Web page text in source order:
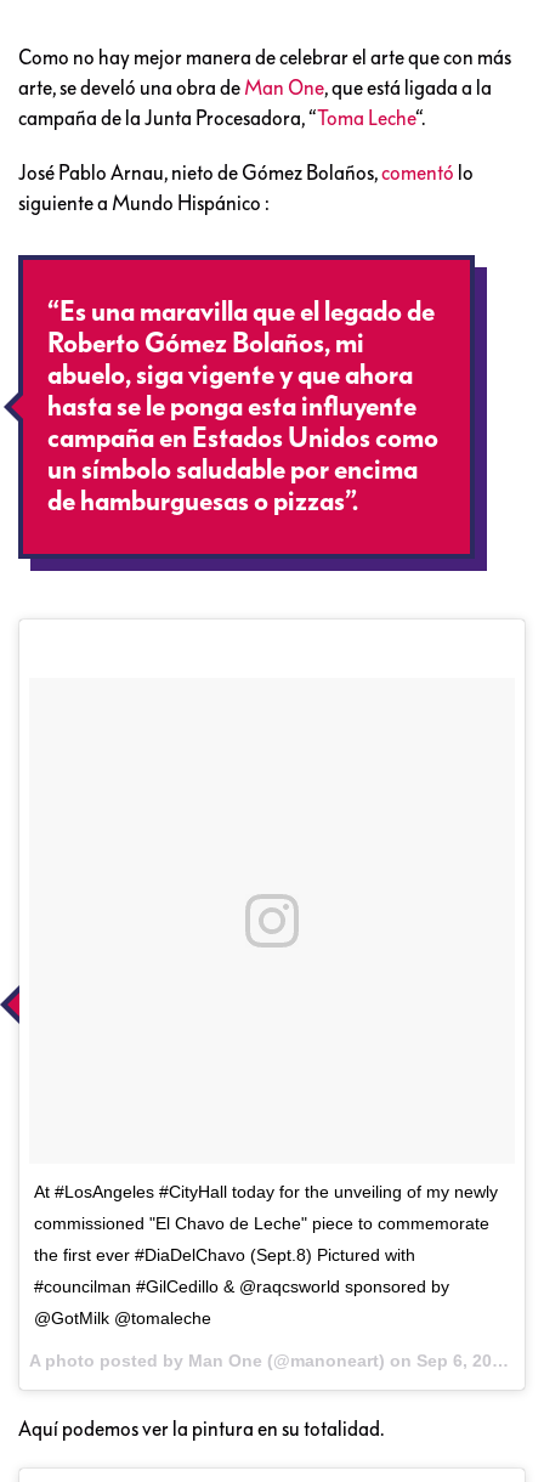
Como no hay mejor manera de celebrar el arte que con más
arte, se develó una obra de Man One, que está ligada a la
campaña de la Junta Procesadora, “Toma Leche“.
José Pablo Arnau, nieto de Gómez Bolaños,comentó lo
siguiente a Mundo Hispánico :
“Es una maravilla que el legado de
Roberto Gómez Bolaños, mi
abuelo, siga vigente y que ahora
hasta se le ponga esta influyente
campaña en Estados Unidos como
un símbolo saludable por encima
de hamburguesas o pizzas”.
At #LosAngeles #CityHall today for the unveiling of my newly
commissioned "El Chavo de Leche" piece to commemorate
the first ever #DiaDelChavo (Sept.8) Pictured with
#councilman #GilCedillo & @raqcsworld sponsored by
@GotMilk @tomaleche
A photo posted by Man One (@manoneart) on Sep 6, 2016 at 12:38pm PDT
Aquí podemos ver la pintura en su totalidad.